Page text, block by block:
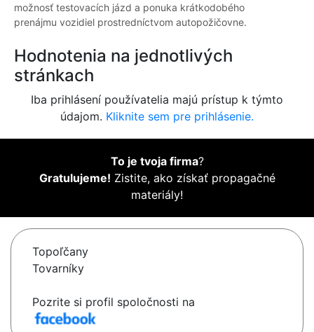
možnosť testovacích jázd a ponuka krátkodobého
prenájmu vozidiel prostredníctvom autopožičovne.
Hodnotenia na jednotlivých
stránkach
Iba prihlásení používatelia majú prístup k týmto
údajom. Kliknite sem pre prihlásenie.
To je tvoja firma?
Gratulujeme! Zistite, ako získať propagačné
materiály!
Topoľčany
Tovarníky
Pozrite si profil spoločnosti na